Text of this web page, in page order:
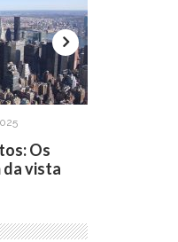
Loja de
como escolher o